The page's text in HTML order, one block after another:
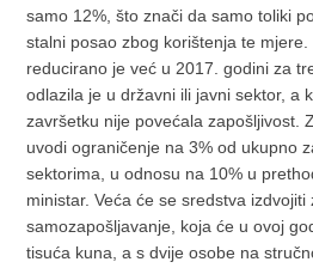
samo 12%, što znači da samo toliki
stalni posao zbog korištenja te
reducirano je već u 2017. godini za
odlazila je u državni ili javni sektor, a
završetku nije povećala zapošljivost.
uvodi ograničenje na 3% od ukupno
sektorima, u odnosu na 10% u
ministar. Veća će se sredstva izdvojiti
samozapošljavanje, koja će u ovoj
tisuća kuna, a s dvije osobe na